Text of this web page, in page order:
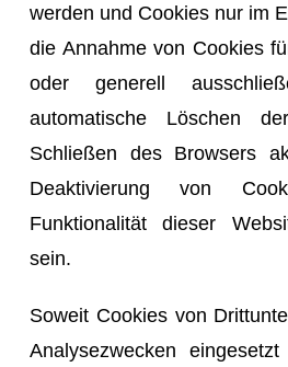
werden und Cookies nur im
die Annahme von Cookies
oder generell
automatische Löschen
Schließen des Browsers
Deaktivierung von
Funktionalität dieser
sein.
Soweit Cookies von
Analysezwecken